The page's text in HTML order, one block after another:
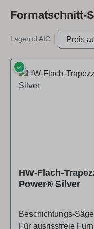
Formatschnitt-
Lagernd AIC
✓
HW-Flach-
Power® Silver
Beschichtungs-
Für ausrissfreie